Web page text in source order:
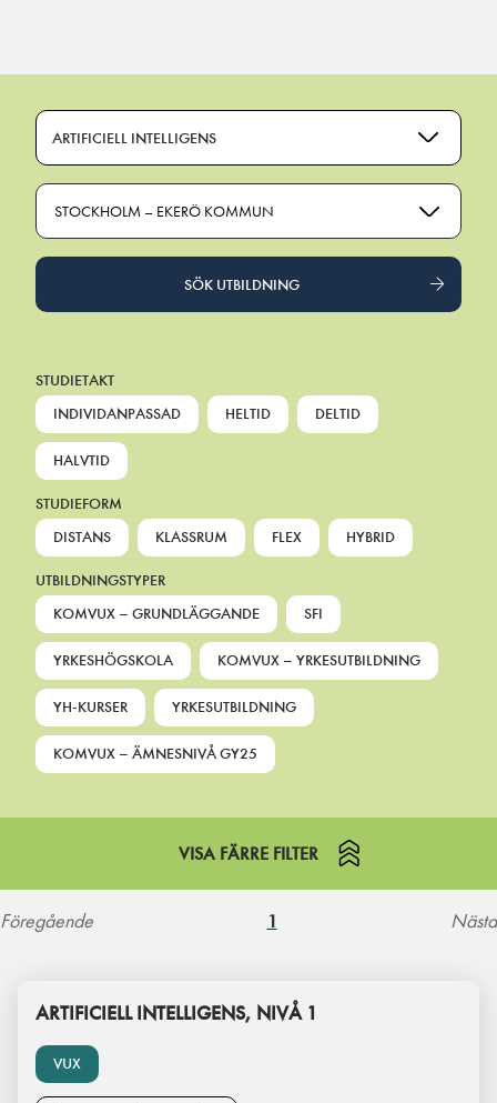
ARTIFICIELL INTELLIGENS
STOCKHOLM – EKERÖ KOMMUN
SÖK UTBILDNING
STUDIETAKT
INDIVIDANPASSAD
HELTID DELTID
HALVTID
STUDIEFORM
DISTANS
KLASSRUM FLEX HYBRID
UTBILDNINGSTYPER
KOMVUX – GRUNDLÄGGANDE
SFI
YRKESHÖGSKOLA KOMVUX – YRKESUTBILDNING
YH-KURSER YRKESUTBILDNING
KOMVUX – ÄMNESNIVÅ GY25
VISA FÄRRE FILTER
Föregående 1 Nästa
VUX
ARTIFICIELL INTELLIGENS, NIVÅ 1